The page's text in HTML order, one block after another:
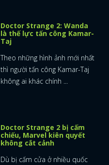
Doctor Strange 2: Wanda
là thế lực tấn công Kamar-
Taj
Theo những hình ảnh mới nhất
thì người tấn công Kamar-Taj
không ai khác chính ...
Doctor Strange 2 bị cấm
chiếu, Marvel kiên quyết
không cắt cảnh
Dù bị cấm cửa ở nhiều quốc